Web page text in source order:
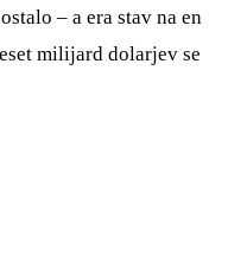
– a era stav na en
milijard dolarjev se